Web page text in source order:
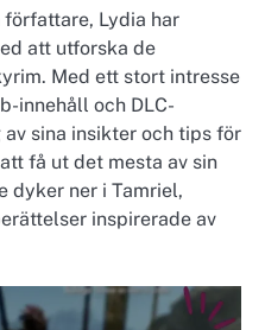
författare, Lydia har
att utforska de
Med ett stort intresse
innehåll och DLC-
sina insikter och tips för
få ut det mesta av sin
dyker ner i Tamriel,
inspirerade av